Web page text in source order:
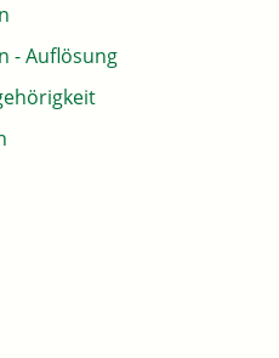
- Auflösung